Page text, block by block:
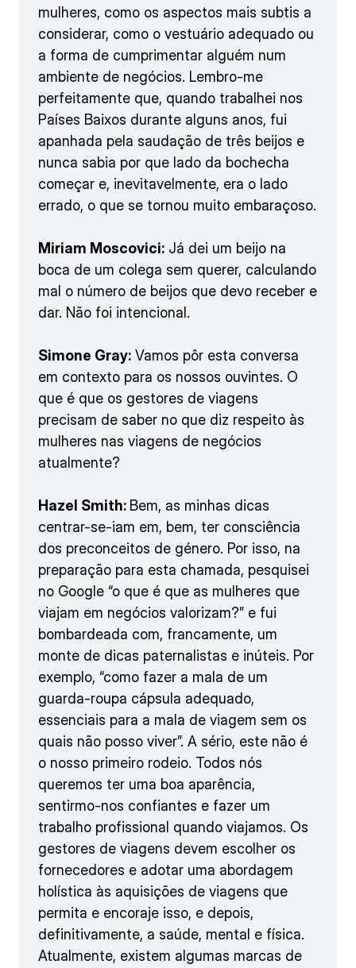
mulheres, como os aspectos mais subtis a
considerar, como o vestuário adequado ou
a forma de cumprimentar alguém num
ambiente de negócios. Lembro-me
perfeitamente que, quando trabalhei nos
Países Baixos durante alguns anos, fui
apanhada pela saudação de três beijos e
nunca sabia por que lado da bochecha
começar e, inevitavelmente, era o lado
errado, o que se tornou muito embaraçoso.
Miriam Moscovici: Já dei um beijo na
boca de um colega sem querer, calculando
mal o número de beijos que devo receber e
dar. Não foi intencional.
Simone Gray: Vamos pôr esta conversa
em contexto para os nossos ouvintes. O
que é que os gestores de viagens
precisam de saber no que diz respeito às
mulheres nas viagens de negócios
atualmente?
Hazel Smith: Bem, as minhas dicas
centrar-se-iam em, bem, ter consciência
dos preconceitos de género. Por isso, na
preparação para esta chamada, pesquisei
no Google “o que é que as mulheres que
viajam em negócios valorizam?” e fui
bombardeada com, francamente, um
monte de dicas paternalistas e inúteis. Por
exemplo, “como fazer a mala de um
guarda-roupa cápsula adequado,
essenciais para a mala de viagem sem os
quais não posso viver”. A sério, este não é
o nosso primeiro rodeio. Todos nós
queremos ter uma boa aparência,
sentirmo-nos confiantes e fazer um
trabalho profissional quando viajamos. Os
gestores de viagens devem escolher os
fornecedores e adotar uma abordagem
holística às aquisições de viagens que
permita e encoraje isso, e depois,
definitivamente, a saúde, mental e física.
Atualmente, existem algumas marcas de